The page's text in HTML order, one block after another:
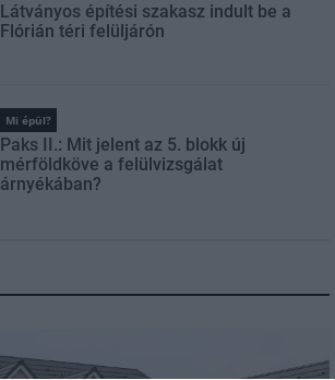
Látványos építési szakasz indult be a
Flórián téri felüljárón
Mi épül?
Paks II.: Mit jelent az 5. blokk új
mérföldköve a felülvizsgálat
árnyékában?